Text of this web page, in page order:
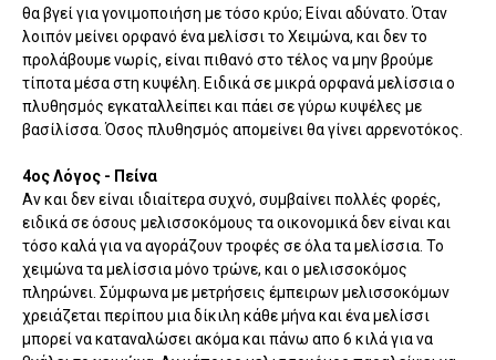
θα βγεί για γονιμοποιήση με τόσο κρύο; Είναι αδύνατο. Όταν
λοιπόν μείνει ορφανό ένα μελίσσι το Χειμώνα, και δεν το
προλάβουμε νωρίς, είναι πιθανό στο τέλος να μην βρούμε
τίποτα μέσα στη κυψέλη. Ειδικά σε μικρά ορφανά μελίσσια ο
πλυθησμός εγκαταλλείπει και πάει σε γύρω κυψέλες με
βασίλίσσα. Όσος πλυθησμός απομείνει θα γίνει αρρενοτόκος.
4ος Λόγος - Πείνα
Αν και δεν είναι ιδιαίτερα συχνό, συμβαίνει πολλές φορές,
ειδικά σε όσους μελισσοκόμους τα οικονομικά δεν είναι και
τόσο καλά για να αγοράζουν τροφές σε όλα τα μελίσσια. Το
χειμώνα τα μελίσσια μόνο τρώνε, και ο μελισσοκόμος
πληρώνει. Σύμφωνα με μετρήσεις έμπειρων μελισσοκόμων
χρειάζεται περίπου μια δίκιλη κάθε μήνα και ένα μελίσσι
μπορεί να καταναλώσει ακόμα και πάνω απο 6 κιλά για να